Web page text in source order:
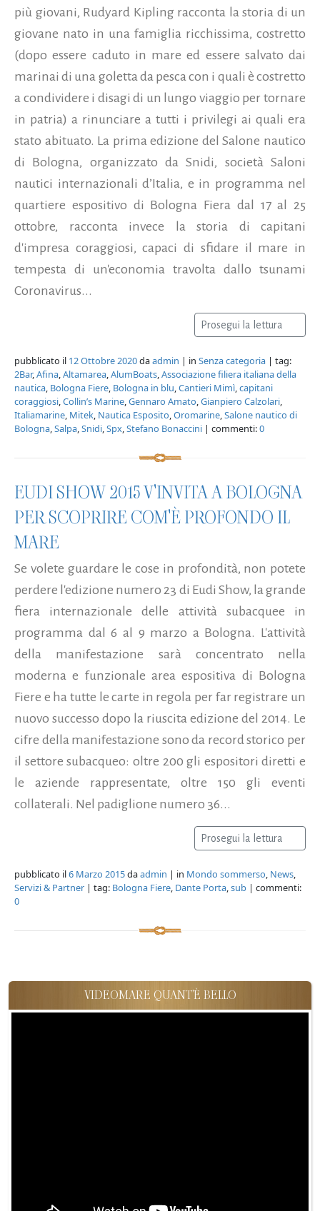
più giovani, Rudyard Kipling racconta la storia di un
giovane nato in una famiglia ricchissima, costretto
(dopo essere caduto in mare ed essere salvato dai
marinai di una goletta da pesca con i quali è costretto
a condividere i disagi di un lungo viaggio per tornare
in patria) a rinunciare a tutti i privilegi ai quali era
stato abituato. La prima edizione del Salone nautico
di Bologna, organizzato da Snidi, società Saloni
nautici internazionali d’Italia, e in programma nel
quartiere espositivo di Bologna Fiera dal 17 al 25
ottobre, racconta invece la storia di capitani
d'impresa coraggiosi, capaci di sfidare il mare in
tempesta di un'economia travolta dallo tsunami
Coronavirus...
Prosegui la lettura
pubblicato il 12 Ottobre 2020daadmin | in Senza categoria | tag:
2Bar,Afina,Altamarea,AlumBoats,Associazione filiera italiana della
nautica, Bologna Fiere, Bologna in blu,Cantieri Mimì,capitani
coraggiosi,Collin’s Marine,Gennaro Amato,Gianpiero Calzolari,
Italiamarine, Mitek, Nautica Esposito,Oromarine,Salone nautico di
Bologna,Salpa,Snidi,Spx,Stefano Bonaccini | commenti:0
EUDI SHOW 2015 V'INVITA A BOLOGNA
PER SCOPRIRE COM'È PROFONDO IL
MARE
Se volete guardare le cose in profondità, non potete
perdere l'edizione numero 23 di Eudi Show, la grande
fiera internazionale delle attività subacquee in
programma dal 6 al 9 marzo a Bologna. L'attività
della manifestazione sarà concentrato nella
moderna e funzionale area espositiva di Bologna
Fiere e ha tutte le carte in regola per far registrare un
nuovo successo dopo la riuscita edizione del 2014. Le
cifre della manifestazione sono da record storico per
il settore subacqueo: oltre 200 gli espositori diretti e
le aziende rappresentate, oltre 150 gli eventi
collaterali. Nel padiglione numero 36...
Prosegui la lettura
pubblicato il6 Marzo 2015daadmin | in Mondo sommerso, News,
Servizi & Partner | tag: Bologna Fiere, Dante Porta,sub | commenti:
0
VIDEOMARE QUANT'È BELLO